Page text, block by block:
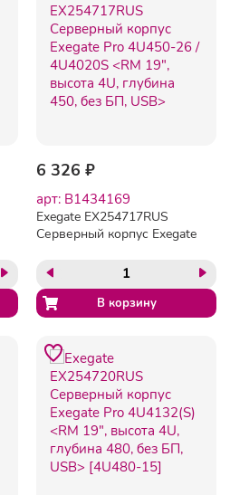
6 326 ₽
арт: B1434169
Exegate EX254717RUS
Серверный корпус Exegate
<RM 19", высота 4U,
глубина 450, без БП, USB>